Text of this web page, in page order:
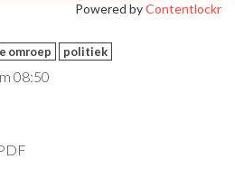
Powered byContentlockr
omroep politiek
08:50